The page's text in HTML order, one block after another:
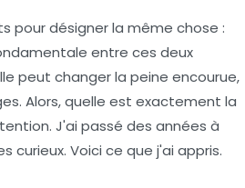
pour désigner la même chose :
entre ces deux
peut changer la peine encourue,
Alors, quelle est exactement la
J'ai passé des années à
Voici ce que j'ai appris.